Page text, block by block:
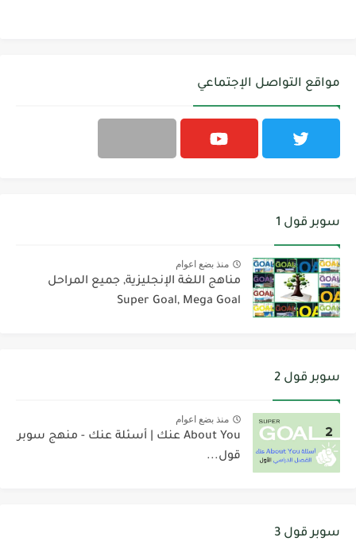
مواقع التواصل الإجتماعي
سوبر قول 1
منذ بضع اعوام
مناهج اللغة الإنجليزية, جميع المراحل
Super Goal, Mega Goal
سوبر قول 2
منذ بضع اعوام
About You عنك | أسئلة عنك - منهج سوبر
قول...
سوبر قول 3